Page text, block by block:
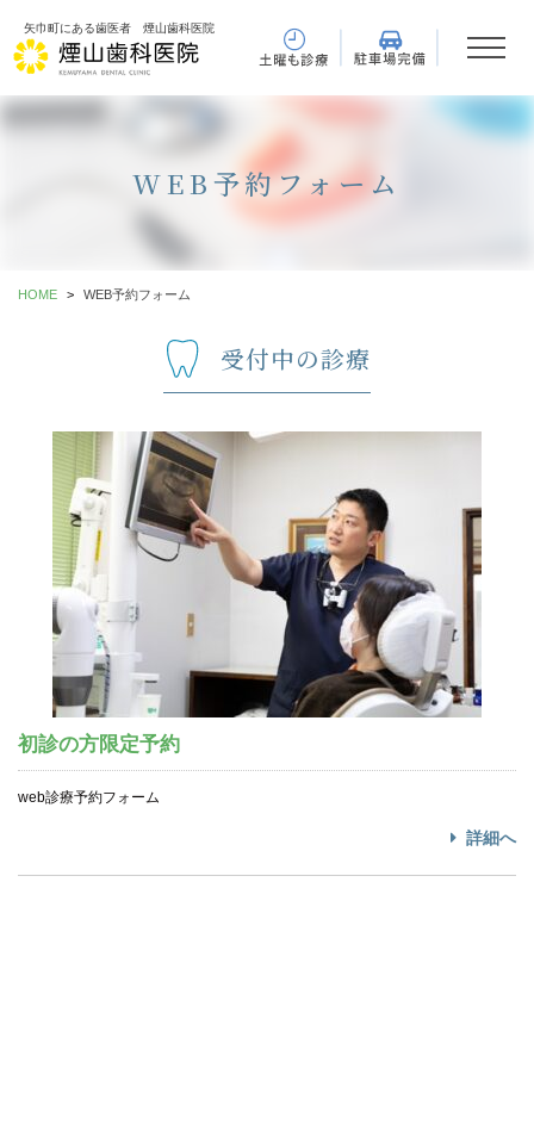
矢巾町にある歯医者 煙山歯科医院
WEB予約フォーム
HOME WEB予約フォーム
受付中の診療
初診の方限定予約
web診療予約フォーム
詳細へ